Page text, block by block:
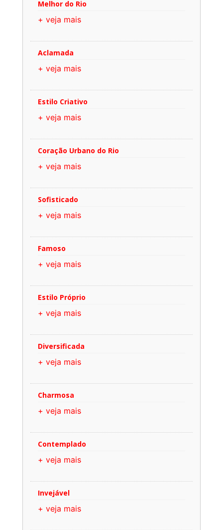
Melhor do Rio
+ veja mais
Aclamada
+ veja mais
Estilo Criativo
+ veja mais
Coração Urbano do Rio
+ veja mais
Sofisticado
+ veja mais
Famoso
+ veja mais
Estilo Próprio
+ veja mais
Diversificada
+ veja mais
Charmosa
+ veja mais
Contemplado
+ veja mais
Invejável
+ veja mais